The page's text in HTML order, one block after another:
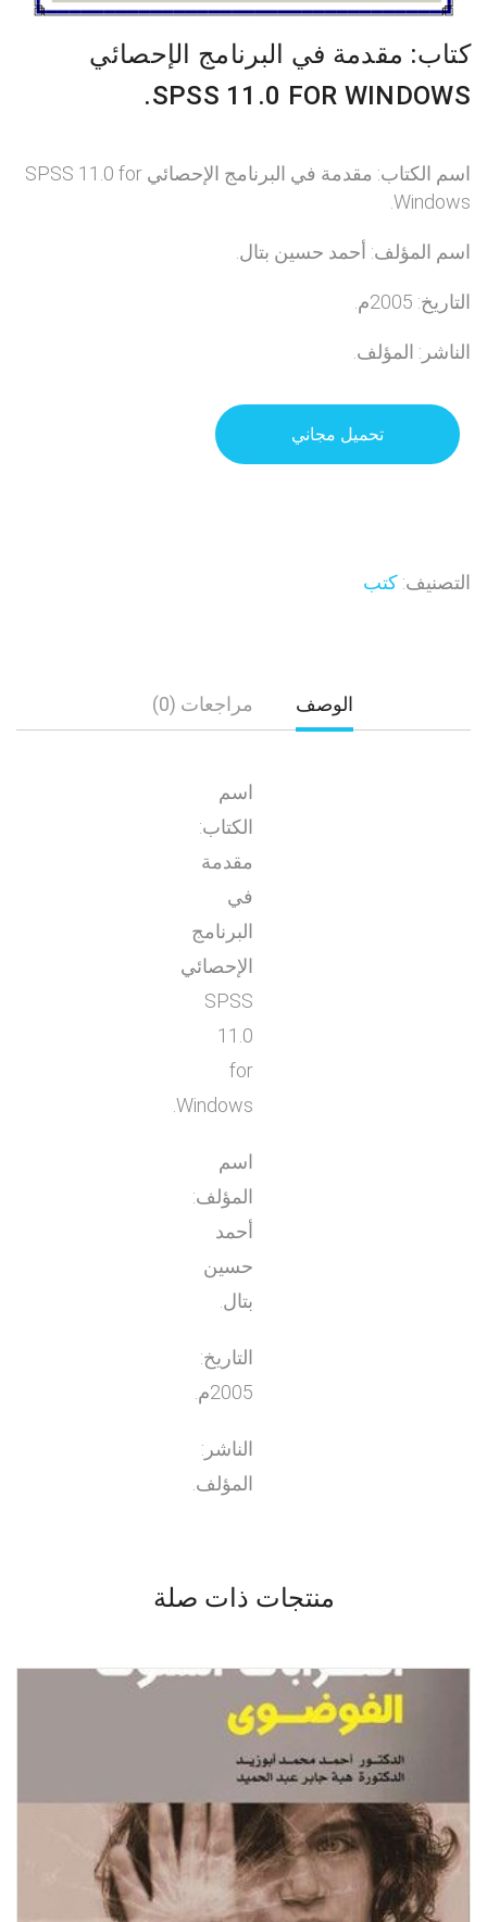
كتاب: مقدمة في البرنامج الإحصائي
SPSS 11.0 FOR WINDOWS.
اسم الكتاب: مقدمة في البرنامج الإحصائي SPSS 11.0 for
Windows.
اسم المؤلف: أحمد حسين بتال.
التاريخ: 2005م.
الناشر: المؤلف.
تحميل مجاني
التصنيف: كتب
الوصف مراجعات (0)
اسم
الكتاب:
مقدمة
في
البرنامج
الإحصائي
SPSS
11.0
for
Windows.
اسم
المؤلف:
أحمد
حسين
بتال.
التاريخ:
2005م.
الناشر:
المؤلف.
منتجات ذات صلة